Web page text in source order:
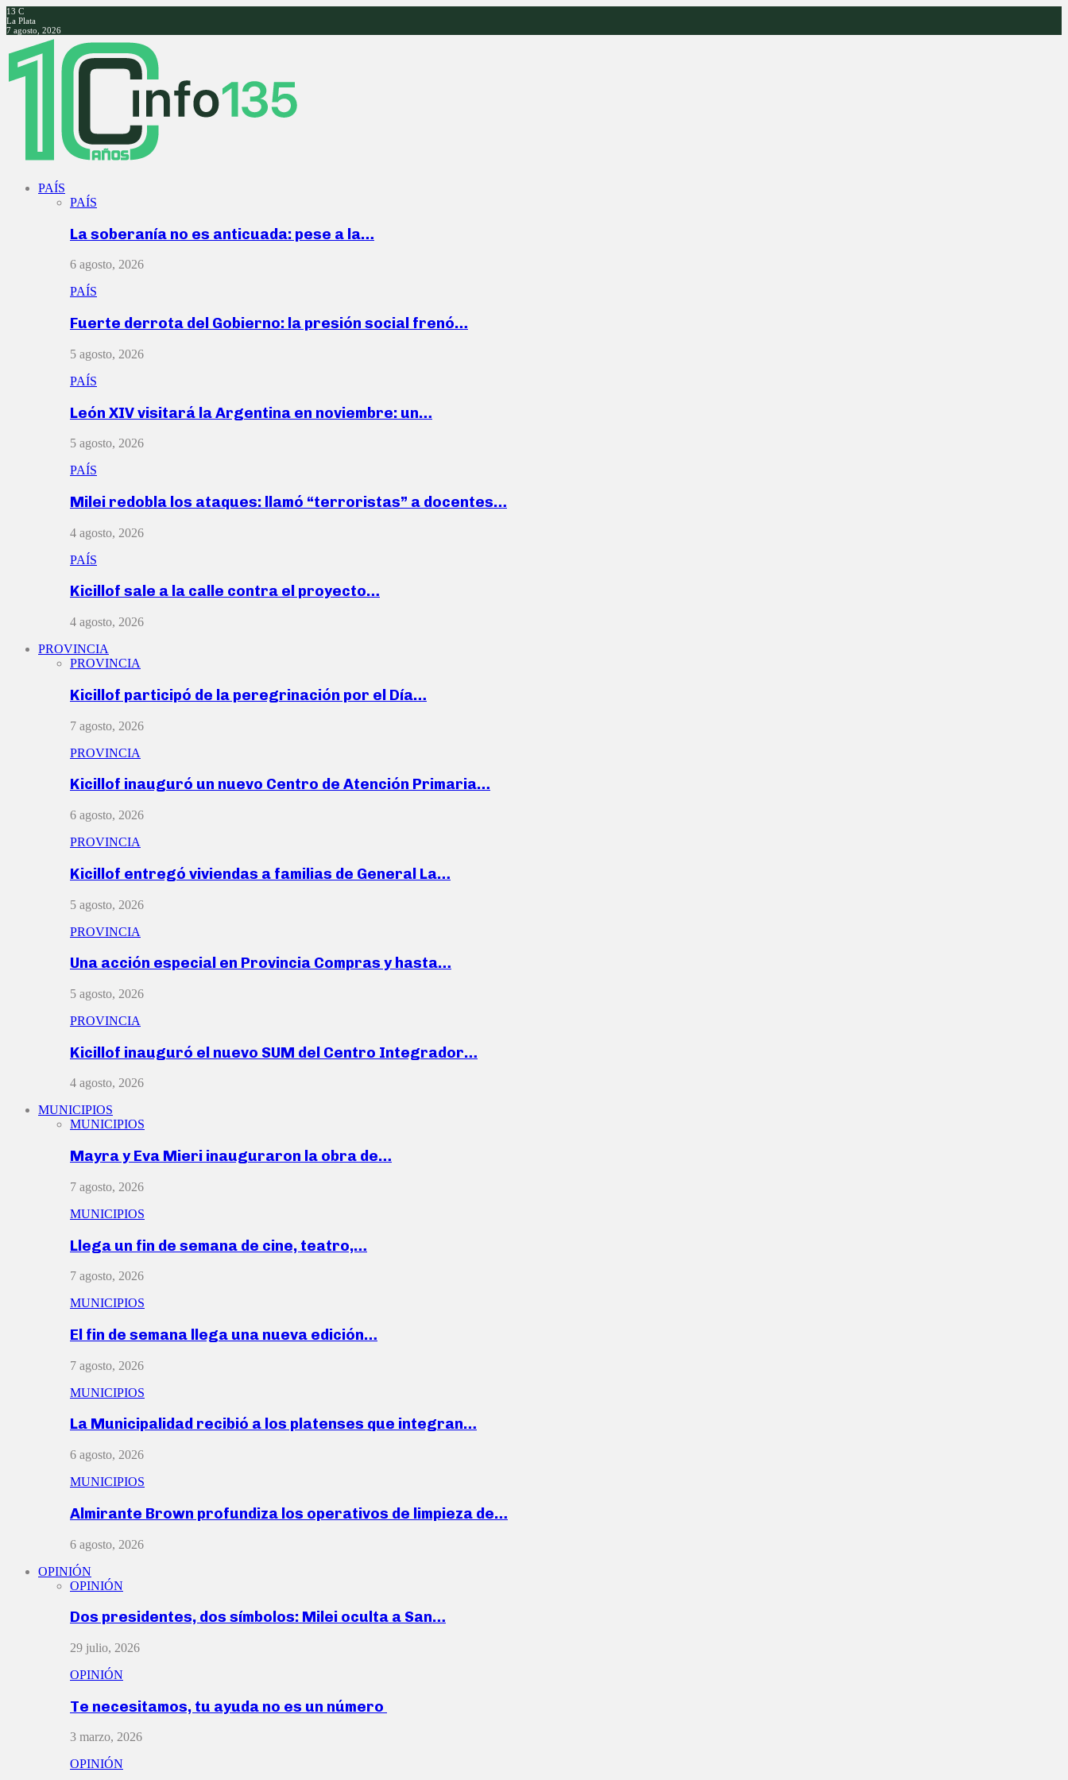
13 C
La Plata
7 agosto, 2026
Facebook
Twitter
Instagram
Youtube
PAÍS
PAÍS
La soberanía no es anticuada: pese a la…
6 agosto, 2026
PAÍS
Fuerte derrota del Gobierno: la presión social frenó…
5 agosto, 2026
PAÍS
León XIV visitará la Argentina en noviembre: un…
5 agosto, 2026
PAÍS
Milei redobla los ataques: llamó “terroristas” a docentes…
4 agosto, 2026
PAÍS
Kicillof sale a la calle contra el proyecto…
4 agosto, 2026
PROVINCIA
PROVINCIA
Kicillof participó de la peregrinación por el Día…
7 agosto, 2026
PROVINCIA
Kicillof inauguró un nuevo Centro de Atención Primaria…
6 agosto, 2026
PROVINCIA
Kicillof entregó viviendas a familias de General La…
5 agosto, 2026
PROVINCIA
Una acción especial en Provincia Compras y hasta…
5 agosto, 2026
PROVINCIA
Kicillof inauguró el nuevo SUM del Centro Integrador…
4 agosto, 2026
MUNICIPIOS
MUNICIPIOS
Mayra y Eva Mieri inauguraron la obra de…
7 agosto, 2026
MUNICIPIOS
Llega un fin de semana de cine, teatro,…
7 agosto, 2026
MUNICIPIOS
El fin de semana llega una nueva edición…
7 agosto, 2026
MUNICIPIOS
La Municipalidad recibió a los platenses que integran…
6 agosto, 2026
MUNICIPIOS
Almirante Brown profundiza los operativos de limpieza de…
6 agosto, 2026
OPINIÓN
OPINIÓN
Dos presidentes, dos símbolos: Milei oculta a San…
29 julio, 2026
OPINIÓN
Te necesitamos, tu ayuda no es un número
3 marzo, 2026
OPINIÓN